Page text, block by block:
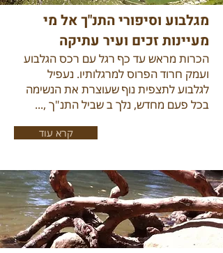
מגלבוע וסיפורי התנ"ך אל מי
מעיינות זכים ועיר עתיקה
הכרות מראש עד כף רגל עם רכס הגלבוע
ועמק חרוד הפרוס למרגלותיו. נעפיל
לגלבוע לתצפית נוף שעוצרת את הנשימה
בכל פעם מחדש, נלך ב שביל התנ"ך ,...
קרא עוד